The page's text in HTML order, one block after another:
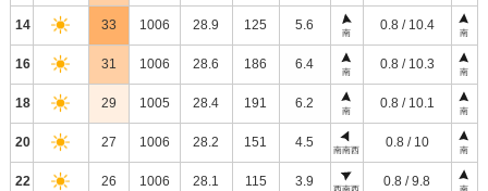
14 33 1006 28.9 125 5.6
南
0.8 / 10.4
南
16 31 1006 28.6 186 6.4
南
0.8 / 10.3
南
18 29 1005 28.4 191 6.2
南
0.8 / 10.1
南
20 27 1006 28.2 151 4.5
南南西
0.8 / 10
南
22 26 1006 28.1 115 3.9
西南西
0.8 / 9.8
南